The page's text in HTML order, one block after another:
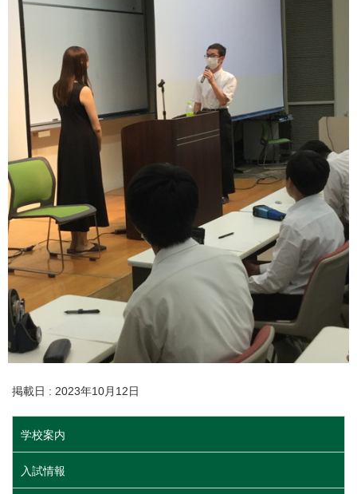
掲載日 : 2023年10月12日
学校案内
入試情報